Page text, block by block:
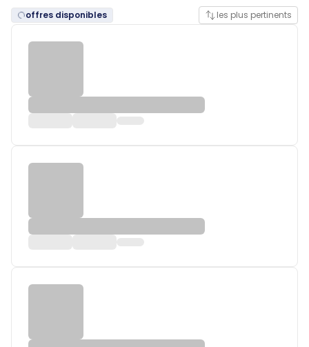
offres disponibles les plus pertinents